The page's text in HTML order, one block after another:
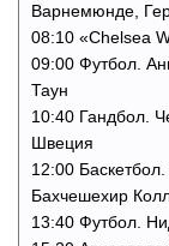
Варнемюнде,
08:10 «Chelsea
09:00 Футбол.
Таун
10:40 Гандбол.
Швеция
12:00
Бахчешехир
13:40 Футбол.